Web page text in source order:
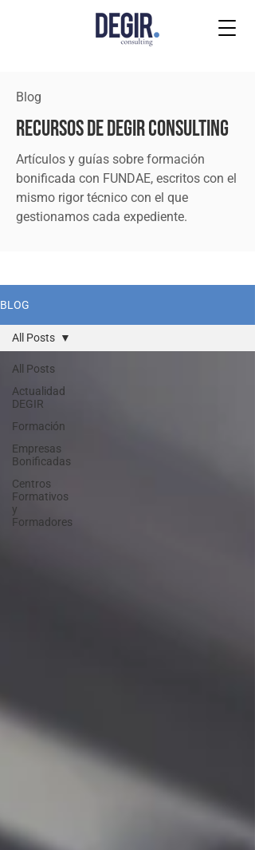
Blog
Recursos de DEGIR Consulting
Artículos y guías sobre formación
bonificada con FUNDAE, escritos con el
mismo rigor técnico con el que
gestionamos cada expediente.
BLOG
All Posts
Actualidad
DEGIR
Formación
Empresas
Bonificadas
Centros
Formativos
y
Formadores
All Posts